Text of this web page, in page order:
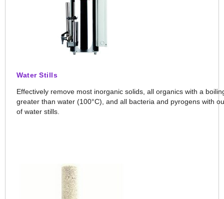
Water Stills
Effectively remove most inorganic solids, all organics with a
greater than water (100°C), and all bacteria and pyrogens with
of water stills.